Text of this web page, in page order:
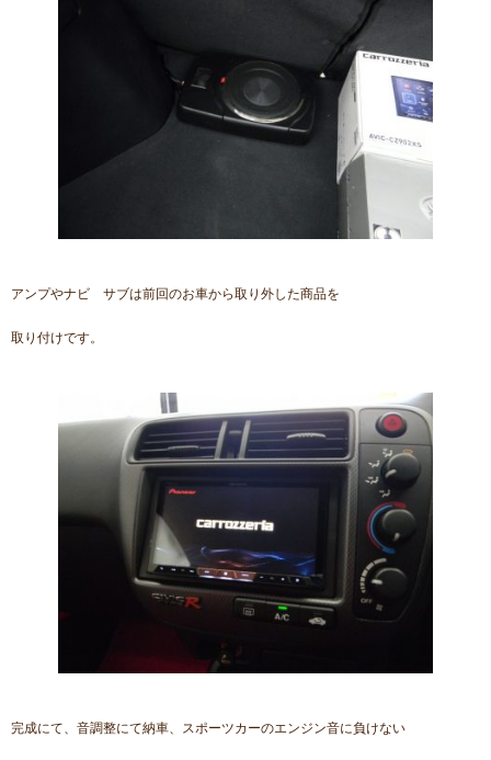
アンプやナビ サブは前回のお車から取り外した商品を
取り付けです。
完成にて、音調整にて納車、スポーツカーのエンジン音に負けない